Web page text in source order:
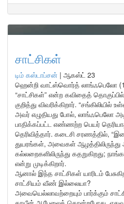
சாட்சிகள்
டிம் கஸ்டாப்சன் | ஆகஸ்ட் 23
ஹென்றி வாட்ஸ்வொர்த் லாங்ஃபெலோ
“சாட்சிகள்” என்ற கவிதைத்
குறித்து விவரிக்கிறார். “சங்கிலியில்
அவர் எழுதியது போல், லாங்ஃபெலோ
பாதிக்கப்பட்ட எண்ணற்ற பெயர்
தெரிவித்தார். கடைசி சரணத்தில்,
துயரங்கள், அவைகள் ஆழத்திலிருந்து
கல்லறைகளிலிருந்து கதறுகிறது;
என்று முடிக்கிறார்.
ஆனால் இந்த சாட்சிகள் யாரிடம்
சாட்சியம் வீண் இல்லையா?
அவையெல்லாவற்றையும் பார்க்கும்